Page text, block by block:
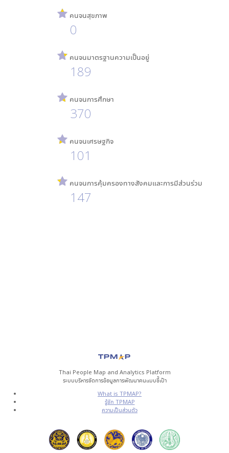
คนจนสุขภาพ
0
คนจนมาตรฐานความเป็นอยู่
189
คนจนการศึกษา
370
คนจนเศรษฐกิจ
101
คนจนการคุ้มครองทางสังคมและการมีส่วนร่วม
147
Thai People Map and Analytics Platform
ระบบบริหารจัดการข้อมูลการพัฒนาคนแบบชี้เป้า
What is TPMAP?
รู้จัก TPMAP
ความเป็นส่วนตัว